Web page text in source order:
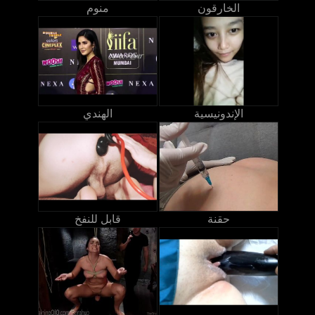
منوم الخارقون
الهندي الإندونيسية
قابل للنفخ حقنة